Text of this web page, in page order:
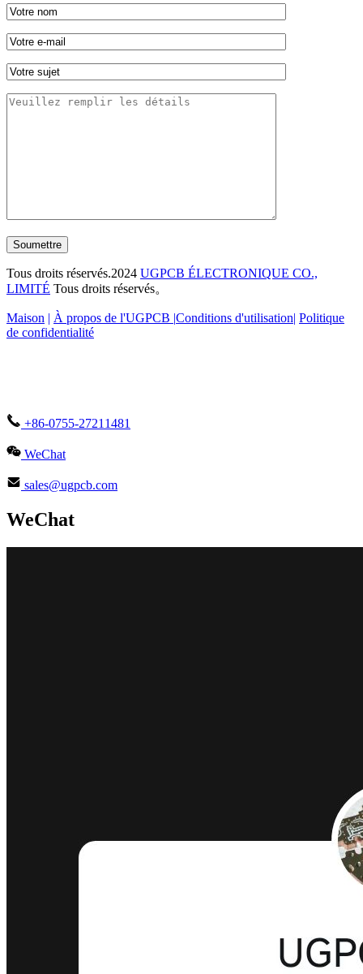
Soumettre
Tous droits réservés.2024 UGPCB ÉLECTRONIQUE CO.,
LIMITÉ Tous droits réservés。
Maison | À propos de l'UGPCB |Conditions d'utilisation| Politique
de confidentialité
+86-0755-27211481
WeChat
sales@ugpcb.com
WeChat